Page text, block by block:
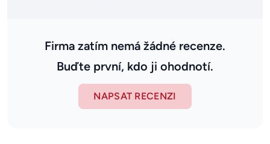
Firma zatím nemá žádné recenze.
Buďte první, kdo ji ohodnotí.
NAPSAT RECENZI